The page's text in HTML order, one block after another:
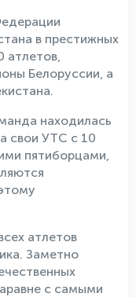
в престижных
атлетов,
Белоруссии, а
находилась
свои УТС с 10
пятиборцами,
атлетов
Заметно
с самыми